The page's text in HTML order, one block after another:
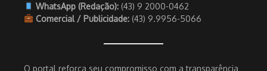
WhatsApp (Redação):(43) 9 2000-0462
Comercial / Publicidade:(43) 9.9956-5066
O portal reforça seu compromisso com a transparência